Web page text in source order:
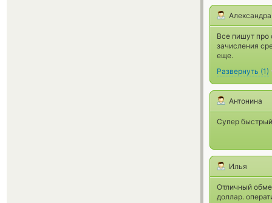
Александра
Все пишут про
зачисления
еще.
Развернуть (1)
Антонина
Супер
Илья
Отличный
доллар.